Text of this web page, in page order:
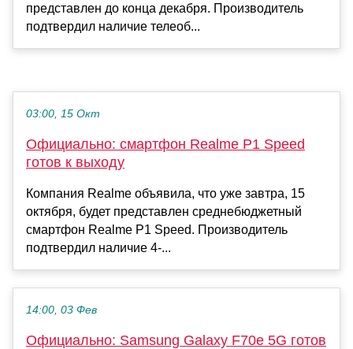
представлен до конца декабря. Производитель
подтвердил наличие телеоб...
03:00, 15 Окт
Официально: смартфон Realme P1 Speed
готов к выходу
Компания Realme объявила, что уже завтра, 15
октября, будет представлен среднебюджетный
смартфон Realme P1 Speed. Производитель
подтвердил наличие 4-...
14:00, 03 Фев
Официально: Samsung Galaxy F70e 5G готов